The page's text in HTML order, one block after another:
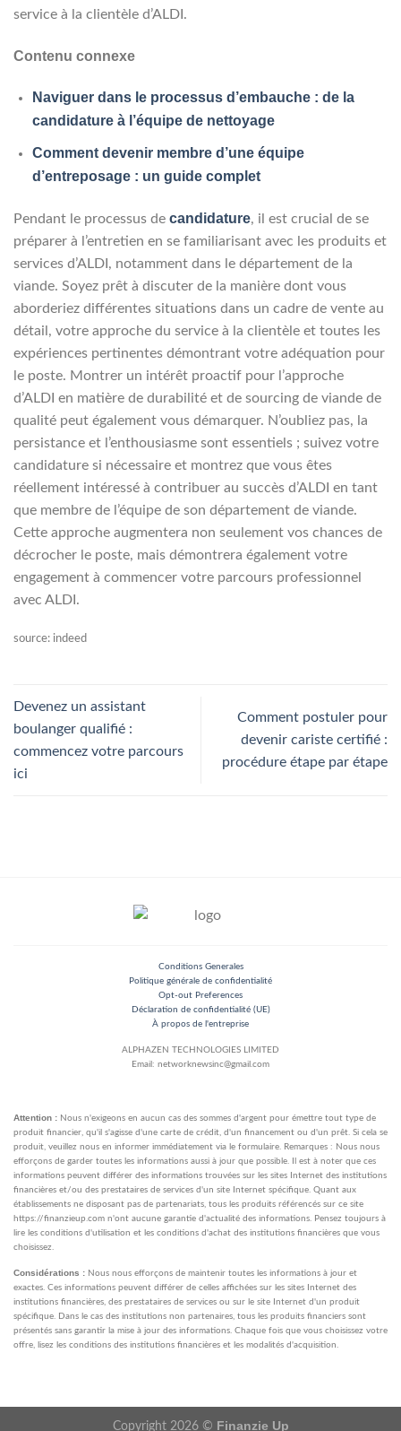
service à la clientèle d’ALDI.
Contenu connexe
Naviguer dans le processus d’embauche : de la
candidature à l’équipe de nettoyage
Comment devenir membre d’une équipe
d’entreposage : un guide complet
Pendant le processus de candidature, il est crucial de se
préparer à l’entretien en se familiarisant avec les produits et
services d’ALDI, notamment dans le département de la
viande. Soyez prêt à discuter de la manière dont vous
aborderiez différentes situations dans un cadre de vente au
détail, votre approche du service à la clientèle et toutes les
expériences pertinentes démontrant votre adéquation pour
le poste. Montrer un intérêt proactif pour l’approche
d’ALDI en matière de durabilité et de sourcing de viande de
qualité peut également vous démarquer. N’oubliez pas, la
persistance et l’enthousiasme sont essentiels ; suivez votre
candidature si nécessaire et montrez que vous êtes
réellement intéressé à contribuer au succès d’ALDI en tant
que membre de l’équipe de son département de viande.
Cette approche augmentera non seulement vos chances de
décrocher le poste, mais démontrera également votre
engagement à commencer votre parcours professionnel
avec ALDI.
source: indeed
Devenez un assistant
boulanger qualifié :
commencez votre parcours
ici
Comment postuler pour
devenir cariste certifié :
procédure étape par étape
Conditions Generales
Politique générale de confidentialité
Opt-out Preferences
Déclaration de confidentialité (UE)
À propos de l'entreprise
ALPHAZEN TECHNOLOGIES LIMITED
Email: networknewsinc@gmail.com
Attention : Nous n'exigeons en aucun cas des sommes d'argent pour émettre tout type de
produit financier, qu'il s'agisse d'une carte de crédit, d'un financement ou d'un prêt. Si cela se
produit, veuillez nous en informer immédiatement via le formulaire. Remarques : Nous nous
efforçons de garder toutes les informations aussi à jour que possible. Il est à noter que ces
informations peuvent différer des informations trouvées sur les sites Internet des institutions
financières et/ou des prestataires de services d'un site Internet spécifique. Quant aux
établissements ne disposant pas de partenariats, tous les produits référencés sur ce site
https://finanzieup.com n'ont aucune garantie d'actualité des informations. Pensez toujours à
lire les conditions d'utilisation et les conditions d'achat des institutions financières que vous
choisissez.
Considérations : Nous nous efforçons de maintenir toutes les informations à jour et
exactes. Ces informations peuvent différer de celles affichées sur les sites Internet des
institutions financières, des prestataires de services ou sur le site Internet d'un produit
spécifique. Dans le cas des institutions non partenaires, tous les produits financiers sont
présentés sans garantir la mise à jour des informations. Chaque fois que vous choisissez votre
offre, lisez les conditions des institutions financières et les modalités d'acquisition.
Copyright 2026 © Finanzie Up